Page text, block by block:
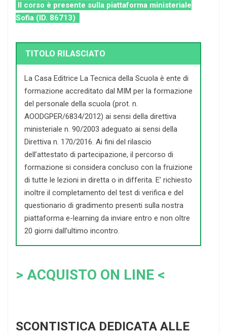
Il corso è presente sulla piattaforma ministeriale
Sofia (ID. 86713)
TITOLO RILASCIATO
La Casa Editrice La Tecnica della Scuola è ente di
formazione accreditato dal MIM per la formazione
del personale della scuola (prot. n.
AOODGPER/6834/2012) ai sensi della direttiva
ministeriale n. 90/2003 adeguato ai sensi della
Direttiva n. 170/2016. Ai fini del rilascio
dell’attestato di partecipazione, il percorso di
formazione si considera concluso con la fruizione
di tutte le lezioni in diretta o in differita. E’ richiesto
inoltre il completamento del test di verifica e del
questionario di gradimento presenti sulla nostra
piattaforma e-learning da inviare entro e non oltre
20 giorni dall’ultimo incontro.
> ACQUISTO ON LINE <
SCONTISTICA DEDICATA ALLE